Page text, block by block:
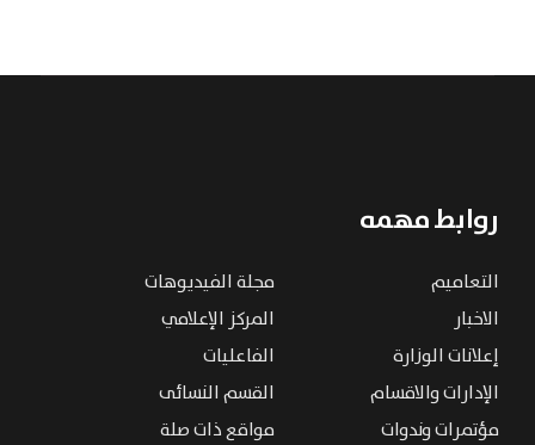
روابط مهمه
التعاميم
مجلة الفيديوهات
الاخبار
المركز الإعلامي
إعلانات الوزارة
الفاعليات
الإدارات والاقسام
القسم النسائى
مؤتمرات وندوات
مواقع ذات صلة